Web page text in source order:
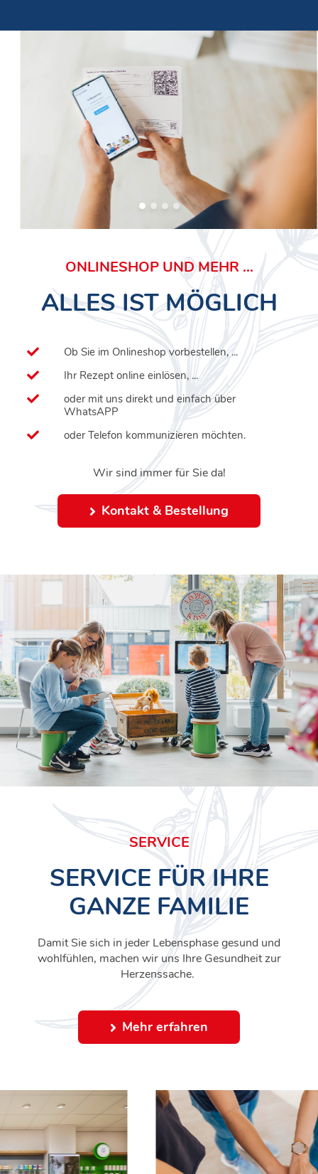
ONLINESHOP UND MEHR ...
ALLES IST MÖGLICH
Ob Sie im Onlineshop vorbestellen, ...
Ihr Rezept online einlösen, ...
oder mit uns direkt und einfach über
WhatsAPP
oder Telefon kommunizieren möchten.
Wir sind immer für Sie da!
Kontakt & Bestellung
SERVICE
SERVICE FÜR IHRE
GANZE FAMILIE
Damit Sie sich in jeder Lebensphase gesund und
wohlfühlen, machen wir uns Ihre Gesundheit zur
Herzenssache.
Mehr erfahren